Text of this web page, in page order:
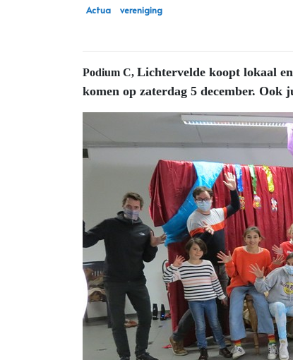
Actua vereniging
Podium C, Lichtervelde koopt lokaal
komen op zaterdag 5 december. Ook